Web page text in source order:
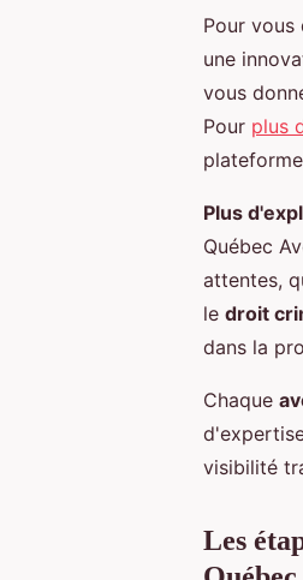
Pour vous
une
vous
Pour plus
Plus
Québec
attentes,
le droit
dans la
Chaque
visibilité
Les